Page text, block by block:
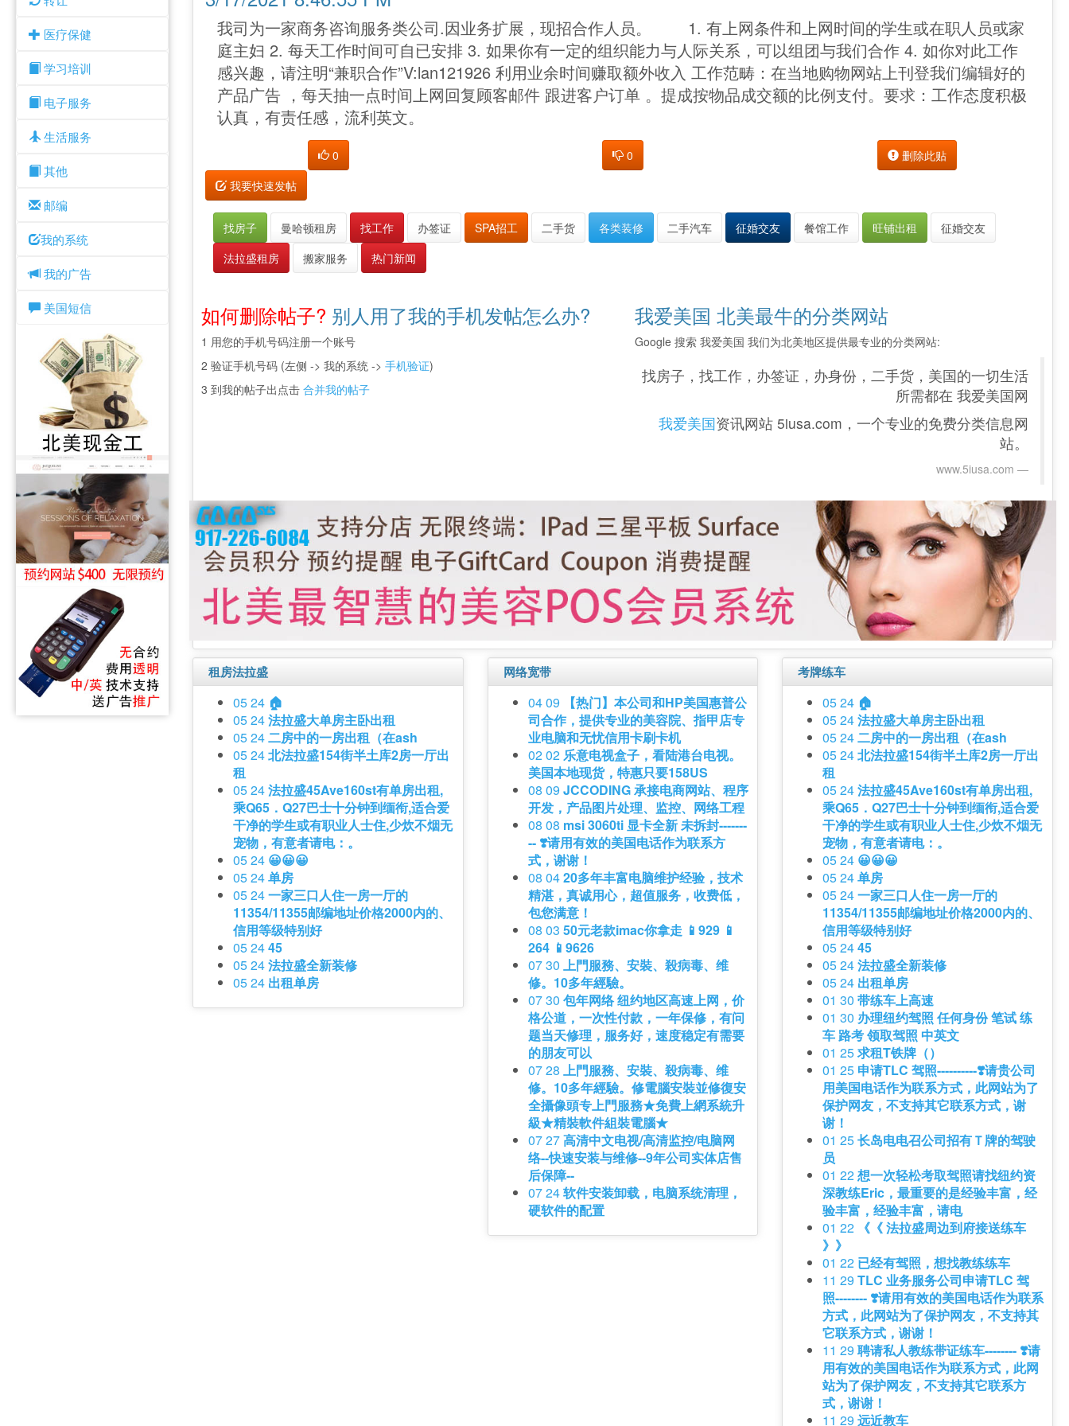
医疗保健
学习培训
电子服务
生活服务
其他
邮编
我的系统
我的广告
美国短信
我司为一家商务咨询服务类公司.因业务扩展，现招合作人员。 1. 有上网条件和上网时间的学生或在职人员或家
庭主妇 2. 每天工作时间可自已安排 3. 如果你有一定的组织能力与人际关系，可以组团与我们合作 4. 如你对此工作
感兴趣，请注明“兼职合作”V:lan121926 利用业余时间赚取额外收入 工作范畴：在当地购物网站上刊登我们编辑好的
产品广告 ，每天抽一点时间上网回复顾客邮件 跟进客户订单 。提成按物品成交额的比例支付。要求：工作态度积极
认真，有责任感，流利英文。
0 0
删除此贴
我要快速发帖
找房子 曼哈顿租房 找工作 办签证 SPA招工 二手货 各类装修 二手汽车 征婚交友 餐馆工作 旺铺出租
征婚交友
法拉盛租房
搬家服务 热门新闻
如何删除帖子? 别人用了我的手机发帖怎么办?
1 用您的手机号码注册一个账号
2 验证手机号码 (左侧 -> 我的系统 ->手机验证)
3 到我的帖子出点击合并我的帖子
我爱美国 北美最牛的分类网站
Google 搜索 我爱美国 我们为北美地区提供最专业的分类网站:
找房子，找工作，办签证，办身份，二手货，美国的一切生活
所需都在 我爱美国网
我爱美国资讯网站 5iusa.com，一个专业的免费分类信息网
站。
www.5iusa.com‎
租房法拉盛
05 24 🏠
05 24法拉盛大单房主卧出租
05 24二房中的一房出租（在ash
05 24北法拉盛154街半土库2房一厅出
租
05 24法拉盛45Ave160st有单房出租,
乘Q65．Q27巴士十分钟到缅衔,适合爱
干净的学生或有职业人士住,少炊不烟无
宠物，有意者请电：。
05 24 😀😀😀
05 24单房
05 24一家三口人住一房一厅的
11354/11355邮编地址价格2000内的、
信用等级特别好
05 2445
05 24法拉盛全新装修
05 24 出租单房
网络宽带
04 09
【热门】本公司和HP美国惠普公
司合作，提供专业的美容院、指甲店专
业电脑和无忧信用卡刷卡机
02 02乐意电视盒子，看陆港台电视。
美国本地现货，特惠只要158US
08 09 JCCODING 承接电商网站、程序
开发，产品图片处理、监控、网络工程
08 08 msi 3060ti 显卡全新 未拆封-------
-- ❣️请用有效的美国电话作为联系方
式，谢谢！
08 0420多年丰富电脑维护经验，技术
精湛，真诚用心，超值服务，收费低，
包您满意！
08 03 50元老款imac你拿走 📱929 📱
264 📱9626
07 30 上門服務、安裝、殺病毒、维
修。10多年經驗。
07 30 包年网络 纽约地区高速上网，价
格公道，一次性付款，一年保修，有问
题当天修理，服务好，速度稳定有需要
的朋友可以
07 28 上門服務、安裝、殺病毒、维
修。10多年經驗。修電腦安裝並修復安
全攝像頭专上門服務★免費上網系統升
級★精裝軟件組裝電腦★
07 27高清中文电视/高清监控/电脑网
络--快速安装与维修--9年公司实体店售
后保障--
07 24软件安装卸载，电脑系统清理，
硬软件的配置
考牌练车
05 24 🏠
05 24法拉盛大单房主卧出租
05 24二房中的一房出租（在ash
05 24北法拉盛154街半土库2房一厅出
租
05 24法拉盛45Ave160st有单房出租,
乘Q65．Q27巴士十分钟到缅衔,适合爱
干净的学生或有职业人士住,少炊不烟无
宠物，有意者请电：。
05 24 😀😀😀
05 24单房
05 24一家三口人住一房一厅的
11354/11355邮编地址价格2000内的、
信用等级特别好
05 2445
05 24法拉盛全新装修
05 24 出租单房
01 30带练车上高速
01 30 办理纽约驾照 任何身份 笔试 练
车 路考 领取驾照 中英文
01 25求租T铁牌（）
01 25 申请TLC 驾照----------❣️请贵公司
用美国电话作为联系方式，此网站为了
保护网友，不支持其它联系方式，谢
谢！
01 25长岛电电召公司招有Ｔ牌的驾驶
员
01 22想一次轻松考取驾照请找纽约资
深教练Eric，最重要的是经验丰富，经
验丰富，经验丰富，请电
01 22 《《 法拉盛周边到府接送练车
》》
01 22 已经有驾照，想找教练练车
11 29TLC 业务服务公司申请TLC 驾
照-------- ❣️请用有效的美国电话作为联系
方式，此网站为了保护网友，不支持其
它联系方式，谢谢！
11 29聘请私人教练带证练车-------- ❣️请
用有效的美国电话作为联系方式，此网
站为了保护网友，不支持其它联系方
式，谢谢！
11 29远近教车